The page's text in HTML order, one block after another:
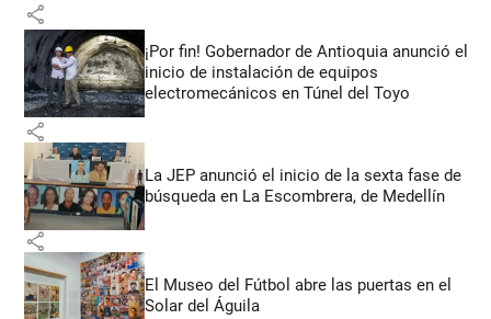
share
¡Por fin! Gobernador de Antioquia anunció el
inicio de instalación de equipos
electromecánicos en Túnel del Toyo
share
La JEP anunció el inicio de la sexta fase de
búsqueda en La Escombrera, de Medellín
share
El Museo del Fútbol abre las puertas en el
Solar del Águila